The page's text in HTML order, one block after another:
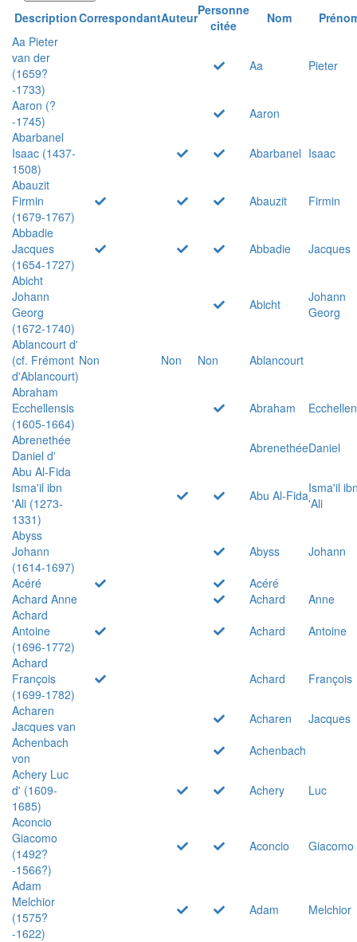
DescriptionCorrespondantAuteurPersonne
citée
Nom
Aa Pieter
van der
(1659?
-1733)
Aa Pieter
Aaron (?
-1745)
Aaron
Abarbanel
Isaac (1437-
1508)
Abarbanel Isaac
Abauzit
Firmin
(1679-1767)
Abauzit
Firmin
Abbadie
Jacques
(1654-1727)
Abbadie
Jacques
Abicht
Johann
Georg
(1672-1740)
Abicht
Johann
Georg
Ablancourt d'
(cf. Frémont
d'Ablancourt)
Non Non Non
Ablancourt
Abraham
Ecchellensis
(1605-1664)
Abraham
Abrenethée
Daniel d'
AbrenethéeDaniel
Abu Al-Fida
Isma'il ibn
'Ali (1273-
1331)
Abu Al-FidaIsma'il
'Ali
Abyss
Johann
(1614-1697)
Abyss
Johann
Acéré
Acéré
Achard Anne
Achard
Anne
Achard
Antoine
(1696-1772)
Achard
Antoine
Achard
François
(1699-1782)
Achard
François
Acharen
Jacques van
Acharen
Jacques
Achenbach
von
Achenbach
Achery Luc
d' (1609-
1685)
Achery
Luc
Aconcio
Giacomo
(1492?
-1566?)
Aconcio Giacomo
Adam
Melchior
(1575?
-1622)
Adam Melchior